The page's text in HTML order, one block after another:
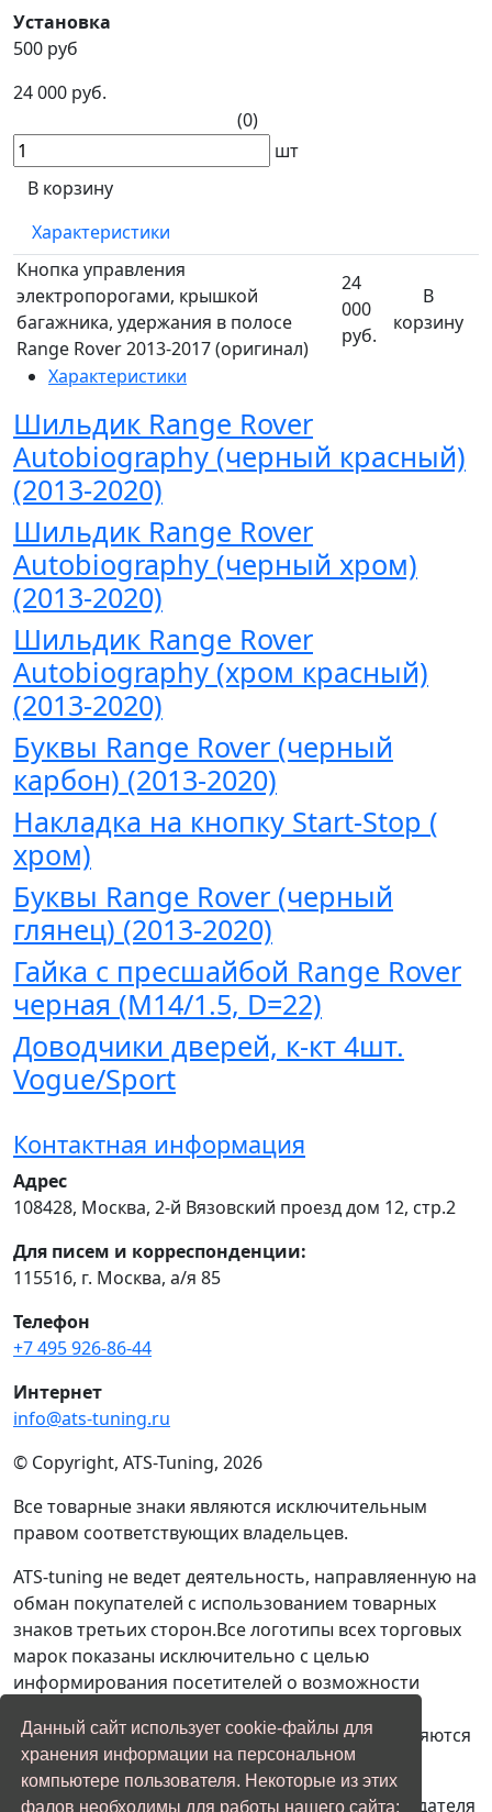
Данный сайт использует cookie-файлы для
хранения информации на персональном
компьютере пользователя. Некоторые из этих
фалов необходимы для работы нашего сайта;
Установка
500 руб
24 000 руб.
(0)
шт
В корзину
Характеристики
Кнопка управления
электропорогами, крышкой
багажника, удержания в полосе
Range Rover 2013-2017 (оригинал)
24
000
руб.
В
корзину
Характеристики
Шильдик Range Rover
Autobiography (черный красный)
(2013-2020)
Шильдик Range Rover
Autobiography (черный хром)
(2013-2020)
Шильдик Range Rover
Autobiography (хром красный)
(2013-2020)
Буквы Range Rover (черный
карбон) (2013-2020)
Накладка на кнопку Start-Stop (
хром)
Буквы Range Rover (черный
глянец) (2013-2020)
Гайка с пресшайбой Range Rover
черная (M14/1.5, D=22)
Доводчики дверей, к-кт 4шт.
Vogue/Sport
Контактная информация
Адрес
108428, Москва, 2-й Вязовский проезд дом 12, стр.2
Для писем и корреспонденции:
115516, г. Москва, а/я 85
Телефон
+7 495 926-86-44
Интернет
info@ats-tuning.ru
© Copyright, ATS-Tuning, 2026
Все товарные знаки являются исключительным
правом соответствующих владельцев.
ATS-tuning не ведет деятельность, направляенную на
обман покупателей с использованием товарных
знаков третьих сторон.Все логотипы всех торговых
марок показаны исключительно с целью
информирования посетителей о возможности
автомобилями, производителями которых являются
владельцы торговых марок.
Если вы являетесь представителем правообладателя